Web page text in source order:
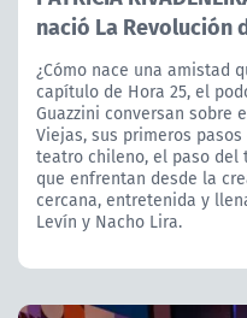
nació La Revolución
¿Cómo nace una amistad
capítulo de Hora 25, el
Guazzini conversan sobre
Viejas, sus primeros
teatro chileno, el paso del
que enfrentan desde la
cercana, entretenida y
Levín y Nacho Lira.